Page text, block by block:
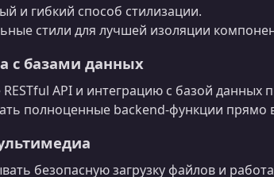
и гибкий способ стилизации.
стили для лучшей изоляции
с базами данных
RESTful API и интеграцию с базой
полноценные backend‑функции прямо
безопасную загрузку файлов и